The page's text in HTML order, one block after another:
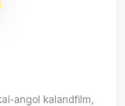
angol kalandfilm,